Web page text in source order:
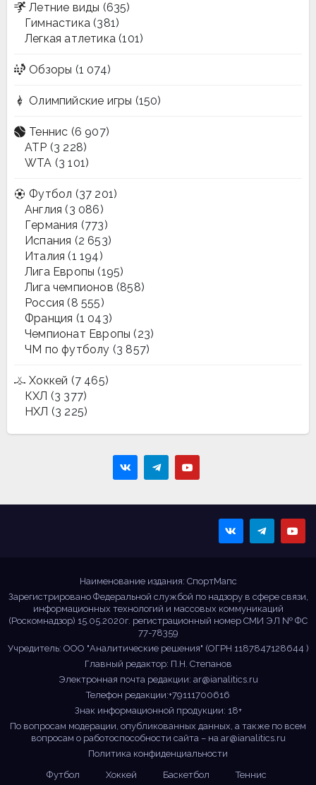
Летние виды (635)
Гимнастика (381)
Легкая атлетика (101)
Обзоры (1 074)
Олимпийские игры (150)
Теннис (6 907)
ATP (3 228)
WTA (3 101)
Футбол (37 201)
Англия (3 086)
Германия (773)
Испания (2 653)
Италия (1 194)
Лига Европы (195)
Лига чемпионов (858)
Россия (8 555)
Франция (1 043)
Чемпионат Европы (23)
ЧМ по футболу (3 857)
Хоккей (7 465)
КХЛ (3 377)
НХЛ (3 225)
Наименование издания: СпортМапс
Зарегистрировано Федеральной службой по надзору в сфере связи,
информационных технологий и массовых коммуникаций
(Роскомнадзор) 15.05.2020г. регистрационный номер СМИ ЭЛ № ФС
77-78359
Учредитель: ООО "Аналитические решения" (ОГРН 1187847128644 )
Главный редактор: П.Н. Степанов
Электронная почта редакции: ar@ianalitics.ru
Телефон редакции:+79111700616
Знак информационной продукции: 18+
По вопросам модерации, опубликованных данных, а также по всем
вопросам о работоспособности сайта – на ar@ianalitics.ru
Политика конфиденциальности
Футбол
Хоккей Баскетбол Теннис